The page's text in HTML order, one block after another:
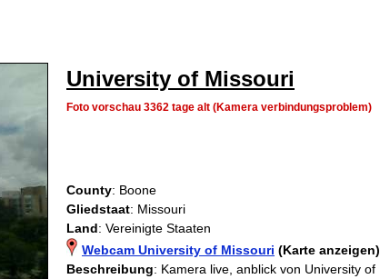
University of Missouri
Foto vorschau 3362 tage alt (Kamera verbindungsproblem)
County: Boone
Gliedstaat: Missouri
Land: Vereinigte Staaten
Webcam University of Missouri (Karte anzeigen)
Beschreibung: Kamera live, anblick von University of